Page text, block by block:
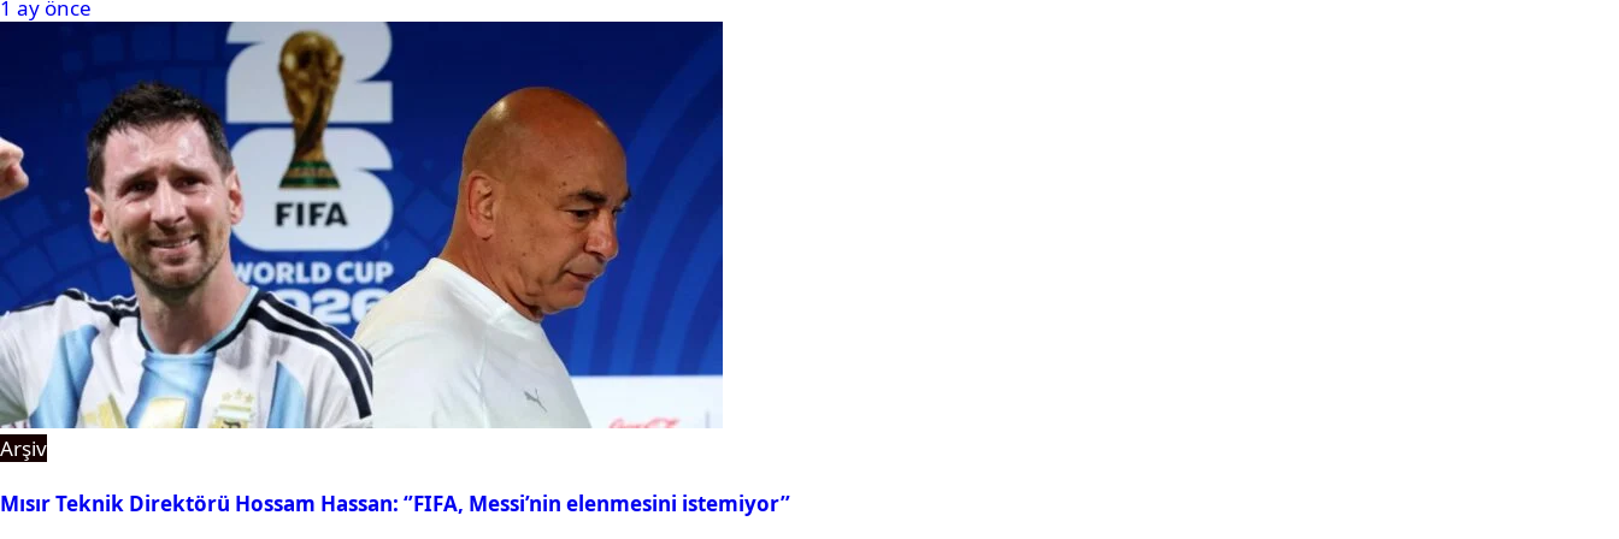
1 ay önce
Arşiv
Mısır Teknik Direktörü Hossam Hassan: ‘’FIFA, Messi’nin elenmesini istemiyor’’